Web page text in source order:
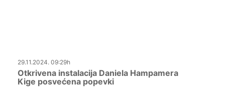
29.11.2024. 09:29h
Otkrivena instalacija Daniela Hampamera
Kige posvećena popevki